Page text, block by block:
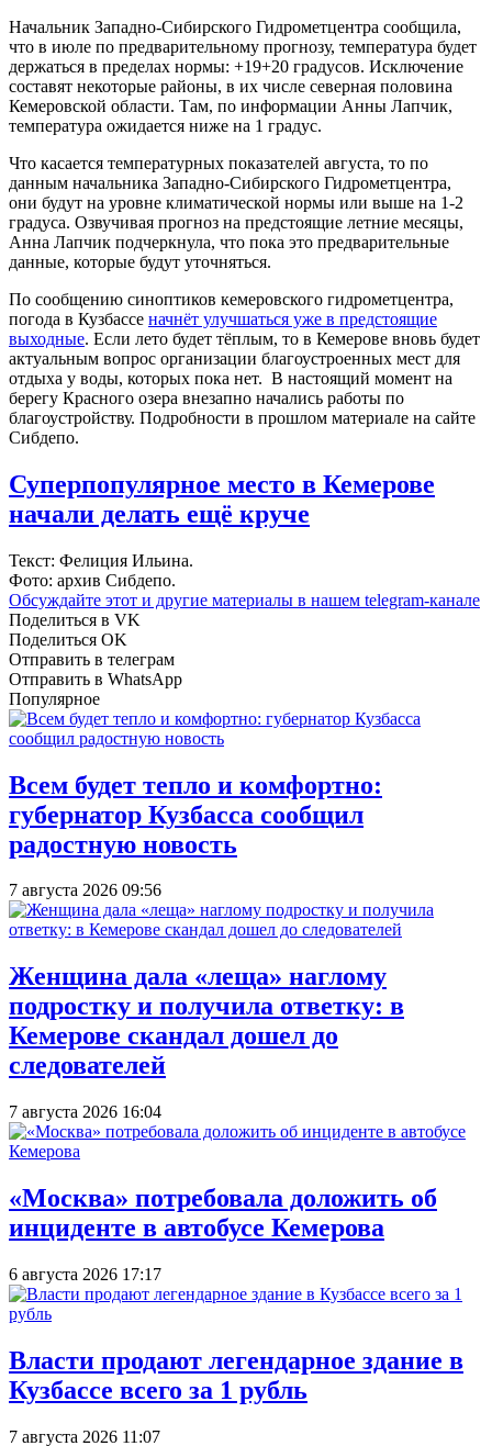
Начальник Западно-Сибирского Гидрометцентра сообщила,
что в июле по предварительному прогнозу, температура будет
держаться в пределах нормы: +19+20 градусов. Исключение
составят некоторые районы, в их числе северная половина
Кемеровской области. Там, по информации Анны Лапчик,
температура ожидается ниже на 1 градус.
Что касается температурных показателей августа, то по
данным начальника Западно-Сибирского Гидрометцентра,
они будут на уровне климатической нормы или выше на 1-2
градуса. Озвучивая прогноз на предстоящие летние месяцы,
Анна Лапчик подчеркнула, что пока это предварительные
данные, которые будут уточняться.
По сообщению синоптиков кемеровского гидрометцентра,
погода в Кузбассе начнёт улучшаться уже в предстоящие
выходные. Если лето будет тёплым, то в Кемерове вновь будет
актуальным вопрос организации благоустроенных мест для
отдыха у воды, которых пока нет. В настоящий момент на
берегу Красного озера внезапно начались работы по
благоустройству. Подробности в прошлом материале на сайте
Сибдепо.
Суперпопулярное место в Кемерове
начали делать ещё круче
Текст: Фелиция Ильина.
Фото: архив Сибдепо.
Обсуждайте этот и другие материалы в нашем telegram-канале
Поделиться в VK
Поделиться OK
Отправить в телеграм
Отправить в WhatsApp
Популярное
Всем будет тепло и комфортно:
губернатор Кузбасса сообщил
радостную новость
7 августа 2026 09:56
Женщина дала «леща» наглому
подростку и получила ответку: в
Кемерове скандал дошел до
следователей
7 августа 2026 16:04
«Москва» потребовала доложить об
инциденте в автобусе Кемерова
6 августа 2026 17:17
Власти продают легендарное здание в
Кузбассе всего за 1 рубль
7 августа 2026 11:07